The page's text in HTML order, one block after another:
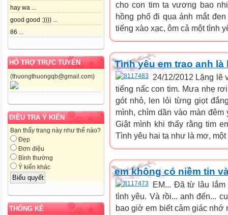
hay wa ...
good good :)))) ...
86 ...
HỖ TRỢ TRỰC TUYẾN
(thuongthuongqb@gmail.com)
ĐIỀU TRA Ý KIẾN
Bạn thấy trang này như thế nào?
Đẹp
Đơn điệu
Bình thường
Ý kiến khác
THỐNG KÊ
cho con tim ta vương bao
hồng phố đi qua ánh mắt
tiếng xào xạc, ôm cả một tình
Tình yêu em trao anh là
24/12/2012 Lặng lẽ
tiếng nấc con tim. Mưa nhẹ
gót nhỏ, len lỏi từng giọt
mình, chìm dần vào màn
Giật mình khi thấy rằng tim
Tình yêu hai ta như là mơ,
em không có niềm tin
EM... Đã từ lâu
tình yêu. Và rồi... anh đến...
bao giờ em biết cảm giác